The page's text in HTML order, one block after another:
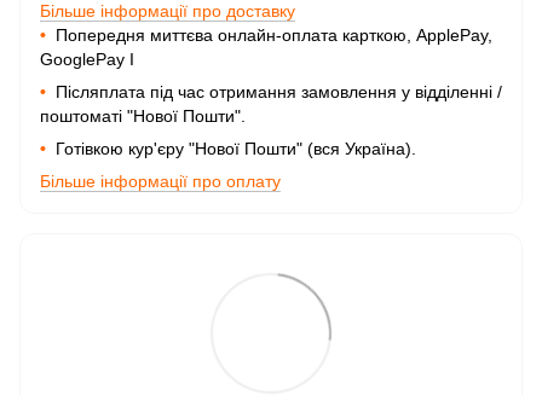
Більше інформації про доставку
• Попередня миттєва онлайн-оплата карткою, ApplePay,
GooglePay I
• Післяплата під час отримання замовлення у відділенні /
поштоматі "Нової Пошти".
• Готівкою кур'єру "Нової Пошти" (вся Україна).
Більше інформації про оплату